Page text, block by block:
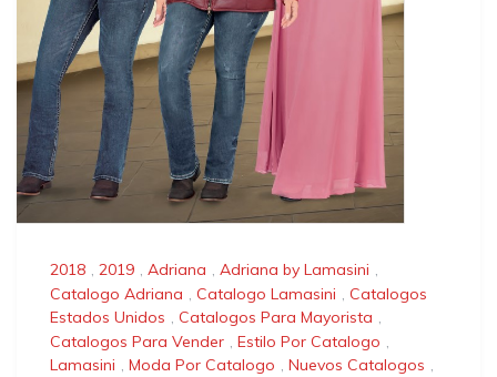
2018 , 2019 , Adriana , Adriana by Lamasini ,
Catalogo Adriana , Catalogo Lamasini , Catalogos
Estados Unidos , Catalogos Para Mayorista ,
Catalogos Para Vender , Estilo Por Catalogo ,
Lamasini , Moda Por Catalogo , Nuevos Catalogos ,